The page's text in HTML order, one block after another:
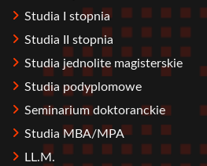
Studia I stopnia
Studia II stopnia
Studia jednolite magisterskie
Studia podyplomowe
Seminarium doktoranckie
Studia MBA/MPA
LL.M.